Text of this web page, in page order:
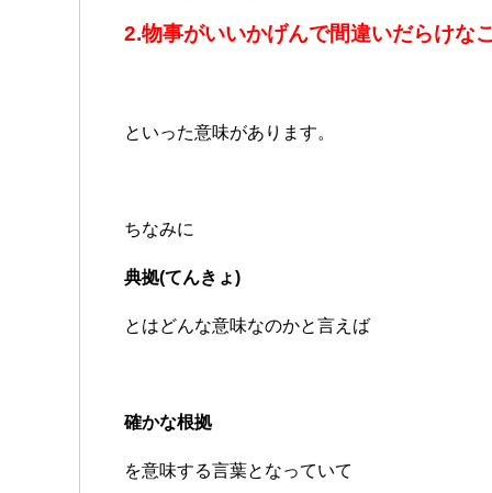
2.物事がいいかげんで間違いだらけな
といった意味があります。
ちなみに
典拠(てんきょ)
とはどんな意味なのかと言えば
確かな根拠
を意味する言葉となっていて